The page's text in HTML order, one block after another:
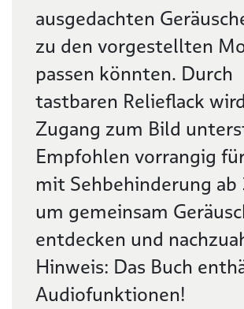
ausgedachten
zu den vorgestellten
passen könnten. Durch
tastbaren Relieflack
Zugang zum Bild
Empfohlen vorrangig
mit Sehbehinderung ab
um gemeinsam
entdecken und
Hinweis: Das Buch
Audiofunktionen!